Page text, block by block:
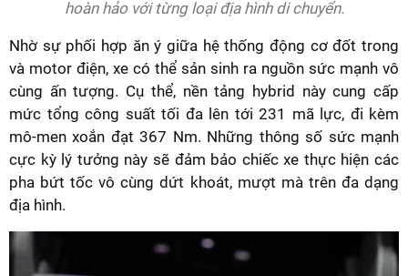
hoàn hảo với từng loại địa hình di chuyển.
Nhờ sự phối hợp ăn ý giữa hệ thống động cơ đốt trong
và motor điện, xe có thể sản sinh ra nguồn sức mạnh vô
cùng ấn tượng. Cụ thể, nền tảng hybrid này cung cấp
mức tổng công suất tối đa lên tới 231 mã lực, đi kèm
mô-men xoắn đạt 367 Nm. Những thông số sức mạnh
cực kỳ lý tưởng này sẽ đảm bảo chiếc xe thực hiện các
pha bứt tốc vô cùng dứt khoát, mượt mà trên đa dạng
địa hình.